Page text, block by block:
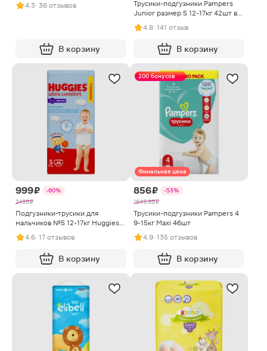
4.3· 36 отзывов
В корзину
Трусики-подгузники Pampers
Junior размер 5 12-17кг 42шт в
ассортименте
4.8· 141 отзыв
В корзину
999 ₽
-60%
2499 ₽
Подгузники-трусики для
мальчиков №5 12-17кг Huggies
48шт
4.6· 17 отзывов
В корзину
200 бонусов
Финальная цена
856 ₽
-53%
1849.99 ₽
Трусики-подгузники Pampers 4
9-15кг Maxi 46шт
4.9· 135 отзывов
В корзину